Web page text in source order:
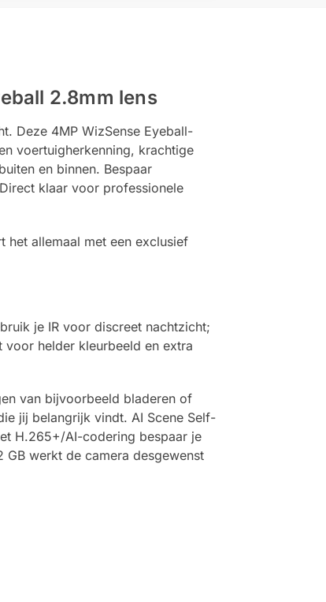
2.8mm lens
Deze 4MP WizSense Eyeball-
voertuigherkenning, krachtige
en binnen. Bespaar
klaar voor professionele
het allemaal met een exclusief
je IR voor discreet nachtzicht;
helder kleurbeeld en extra
van bijvoorbeeld bladeren of
jij belangrijk vindt. AI Scene Self-
H.265+/AI-codering bespaar je
werkt de camera desgewenst